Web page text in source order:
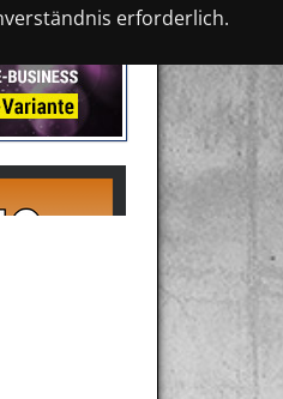
erforderlich.